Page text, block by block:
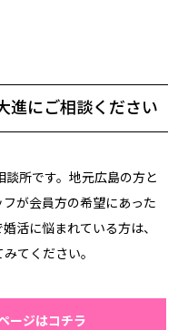
進にご相談ください
所です。地元広島の方と
が会員方の希望にあった
活に悩まれている方は、
てください。
ージはコチラ